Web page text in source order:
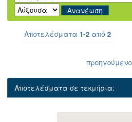
Αποτελέσματα 1-2 από 2
προηγούμενο
Αποτελέσματα σε τεκμήρια: